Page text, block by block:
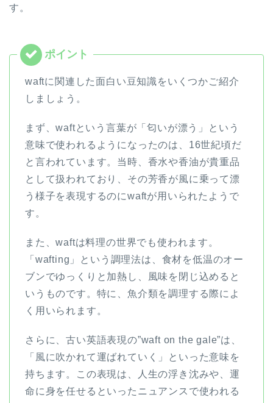
す。
waftに関連した面白い豆知識をいくつかご紹介
しましょう。
まず、waftという言葉が「匂いが漂う」という
意味で使われるようになったのは、16世紀頃だ
と言われています。当時、香水や香油が貴重品
として扱われており、その芳香が風に乗って漂
う様子を表現するのにwaftが用いられたようで
す。
また、waftは料理の世界でも使われます。
「wafting」という調理法は、食材を低温のオー
ブンでゆっくりと加熱し、風味を閉じ込めると
いうものです。特に、魚介類を調理する際によ
く用いられます。
さらに、古い英語表現の”waft on the gale”は、
「風に吹かれて運ばれていく」といった意味を
持ちます。この表現は、人生の浮き沈みや、運
命に身を任せるといったニュアンスで使われる